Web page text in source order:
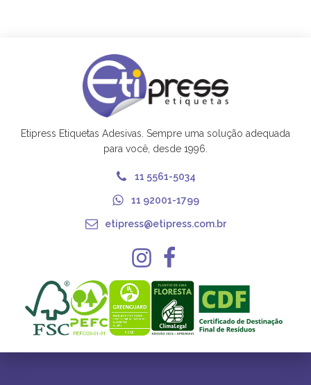
Etipress Etiquetas Adesivas. Sempre uma solução adequada
para você, desde 1996.
11 5561-5034
11 92001-1799
etipress@etipress.com.br